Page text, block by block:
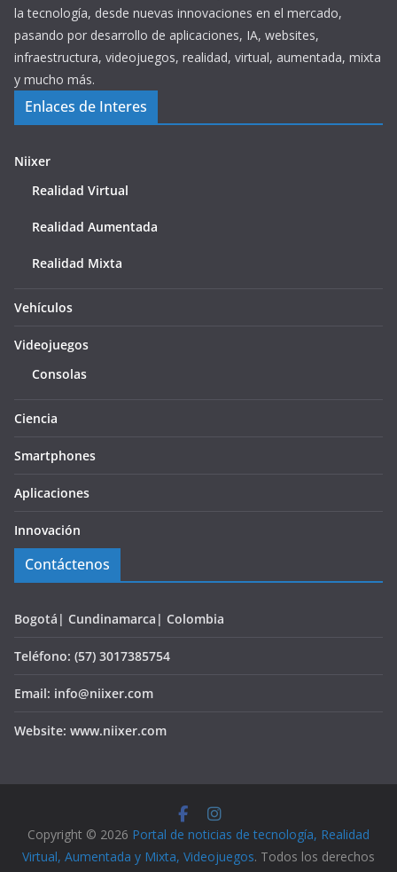
la tecnología, desde nuevas innovaciones en el mercado,
pasando por desarrollo de aplicaciones, IA, websites,
infraestructura, videojuegos, realidad, virtual, aumentada, mixta
y mucho más.
Enlaces de Interes
Niixer
Realidad Virtual
Realidad Aumentada
Realidad Mixta
Vehículos
Videojuegos
Consolas
Ciencia
Smartphones
Aplicaciones
Innovación
Contáctenos
Bogotá| Cundinamarca| Colombia
Teléfono: (57) 3017385754
Email: info@niixer.com
Website: www.niixer.com
Copyright © 2026 Portal de noticias de tecnología, Realidad
Virtual, Aumentada y Mixta, Videojuegos. Todos los derechos